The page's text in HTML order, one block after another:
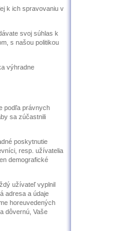
k ich spravovaniu v
svoj súhlas k
s našou politikou
výhradne
podľa právnych
sa zúčastnili
poskytnutie
resp. užívatelia
demografické
užívateľ vyplnil
adresa a údaje
horeuvedených
dôvernú, Vaše